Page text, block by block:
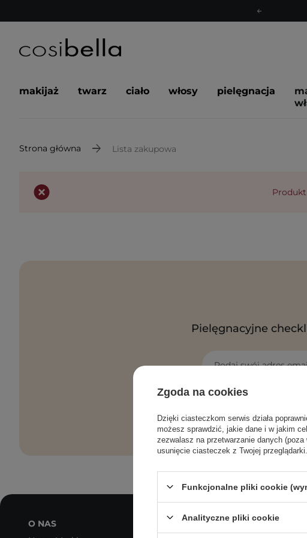
makijaż twarz ciało włosy pielęgnacja
Strona główna Lista zakupowa
Pielęgnacyjne
Podaj swój adres
Zgadzam się na
O NAS
MOJE KONTO
Zgoda na cookies
Dzięki ciasteczkom serwis działa
możesz sprawdzić, jakie dane i w jakim
zezwalasz na przetwarzanie danych
usunięcie ciasteczek z Twojej
Funkcjonalne pliki cookie
Analityczne pliki cookie